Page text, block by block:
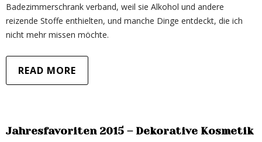
Badezimmerschrank verband, weil sie Alkohol und andere
reizende Stoffe enthielten, und manche Dinge entdeckt, die ich
nicht mehr missen möchte.
READ MORE
Jahresfavoriten 2015 – Dekorative Kosmetik